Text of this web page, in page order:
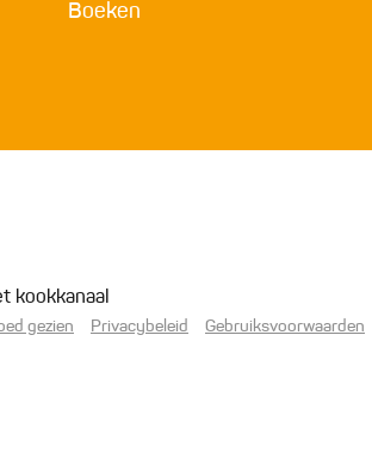
Boeken
kookkanaal
gezien Privacybeleid Gebruiksvoorwaarden